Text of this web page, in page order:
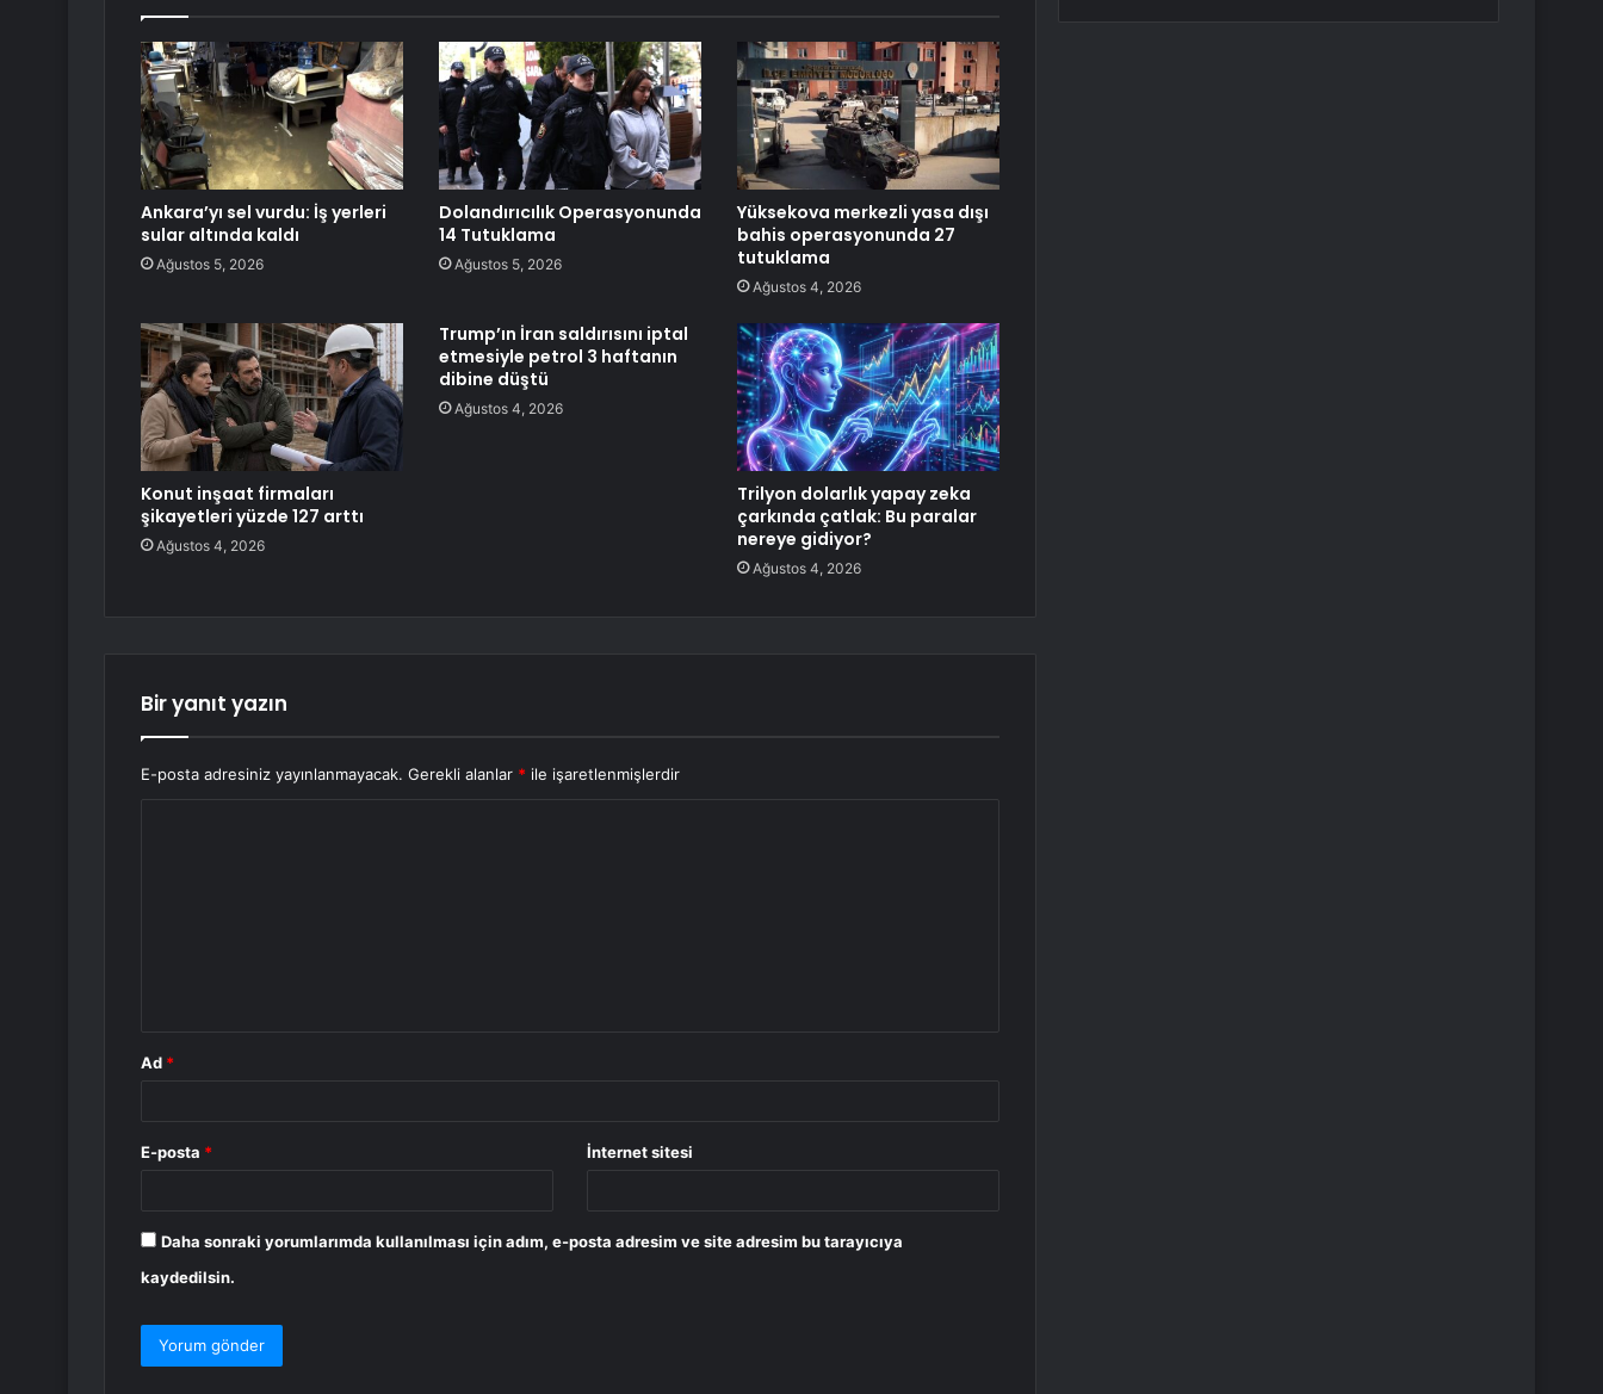
Ankara’yı sel vurdu: İş yerleri
sular altında kaldı
Ağustos 5, 2026
Dolandırıcılık Operasyonunda
14 Tutuklama
Ağustos 5, 2026
Yüksekova merkezli yasa dışı
bahis operasyonunda 27
tutuklama
Ağustos 4, 2026
Konut inşaat firmaları
şikayetleri yüzde 127 arttı
Ağustos 4, 2026
Trump’ın İran saldırısını iptal
etmesiyle petrol 3 haftanın
dibine düştü
Ağustos 4, 2026
Trilyon dolarlık yapay zeka
çarkında çatlak: Bu paralar
nereye gidiyor?
Ağustos 4, 2026
Bir yanıt yazın
E-posta adresiniz yayınlanmayacak. Gerekli alanlar * ile işaretlenmişlerdir
Ad *
E-posta * İnternet sitesi
Daha sonraki yorumlarımda kullanılması için adım, e-posta adresim ve site adresim bu tarayıcıya
kaydedilsin.